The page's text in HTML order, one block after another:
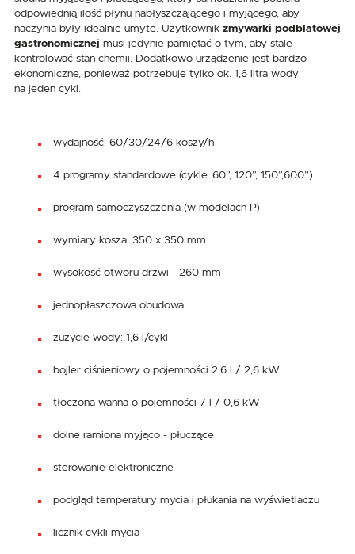
odpowiednią ilość płynu nabłyszczającego i myjącego, aby
naczynia były idealnie umyte. Użytkownik zmywarki podblatowej
gastronomicznej musi jedynie pamiętać o tym, aby stale
kontrolować stan chemii. Dodatkowo urządzenie jest bardzo
ekonomiczne, ponieważ potrzebuje tylko ok. 1,6 litra wody
na jeden cykl.
wydajność: 60/30/24/6 koszy/h
4 programy standardowe (cykle: 60”, 120”, 150”,600”)
program samoczyszczenia (w modelach P)
wymiary kosza: 350 x 350 mm
wysokość otworu drzwi - 260 mm
jednopłaszczowa obudowa
zużycie wody: 1,6 l/cykl
bojler ciśnieniowy o pojemności 2,6 l / 2,6 kW
tłoczona wanna o pojemności 7 l / 0,6 kW
dolne ramiona myjąco - płuczące
sterowanie elektroniczne
podgląd temperatury mycia i płukania na wyświetlaczu
licznik cykli mycia